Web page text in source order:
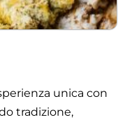
unica con
tradizione,